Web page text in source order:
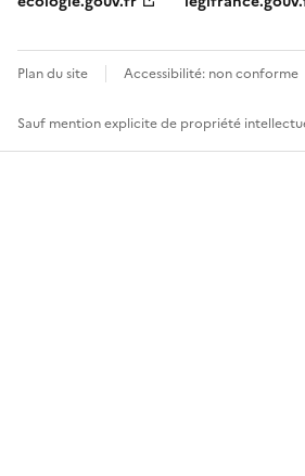
Plan du site Accessibilité: non conforme
Sauf mention explicite de propriété